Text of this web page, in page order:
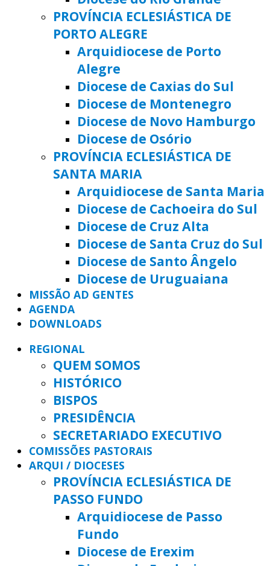
PROVÍNCIA ECLESIÁSTICA DE
PORTO ALEGRE
Arquidiocese de Porto
Alegre
Diocese de Caxias do Sul
Diocese de Montenegro
Diocese de Novo Hamburgo
Diocese de Osório
PROVÍNCIA ECLESIÁSTICA DE
SANTA MARIA
Arquidiocese de Santa Maria
Diocese de Cachoeira do Sul
Diocese de Cruz Alta
Diocese de Santa Cruz do Sul
Diocese de Santo Ângelo
Diocese de Uruguaiana
MISSÃO AD GENTES
AGENDA
DOWNLOADS
REGIONAL
QUEM SOMOS
HISTÓRICO
BISPOS
PRESIDÊNCIA
SECRETARIADO EXECUTIVO
COMISSÕES PASTORAIS
ARQUI / DIOCESES
PROVÍNCIA ECLESIÁSTICA DE
PASSO FUNDO
Arquidiocese de Passo
Fundo
Diocese de Erexim